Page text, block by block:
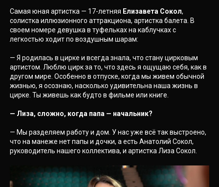
Самая юная артистка — 17-летняя Елизавета Сокол,
солистка иллюзионного аттракциона, артистка балета. В
своем номере девушка в туфельках на каблучках с
легкостью ходит по воздушным шарам:
— Я родилась в цирке и всегда знала, что стану цирковым
артистом. Люблю цирк за то, что здесь я ощущаю себя, как в
другом мире. Особенно в отпуске, когда мы живем обычной
жизнью, я осознаю, насколько удивительна наша жизнь в
цирке. Ты живешь как будто в фильме или книге.
— Лиза, сложно, когда папа — начальник?
— Мы разделяем работу и дом. У нас уже всё так выстроено,
что на манеже нет папы и дочки, а есть Анатолий Сокол,
руководитель нашего коллектива, и артистка Лиза Сокол.